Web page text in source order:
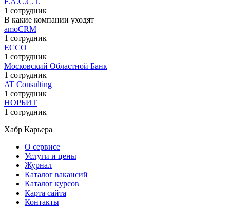
1 сотрудник
В какие компании уходят
amoCRM
1 сотрудник
ECCO
1 сотрудник
Московский Областной Банк
1 сотрудник
AT Consulting
1 сотрудник
НОРБИТ
1 сотрудник
Хабр Карьера
О сервисе
Услуги и цены
Журнал
Каталог вакансий
Каталог курсов
Карта сайта
Контакты